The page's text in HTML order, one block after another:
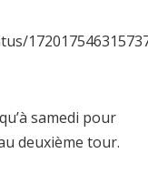
samedi pour
deuxième tour.